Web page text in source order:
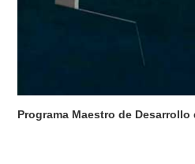
Programa Maestro de